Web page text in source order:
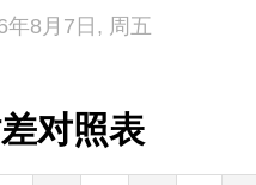
年8月7日, 周五
对照表